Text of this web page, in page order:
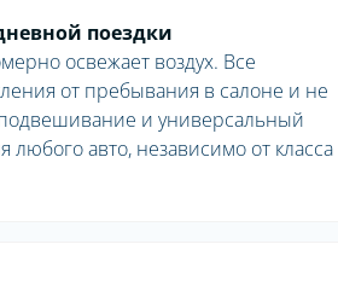
поездки
освежает воздух. Все
от пребывания в салоне и не
и универсальный
авто, независимо от